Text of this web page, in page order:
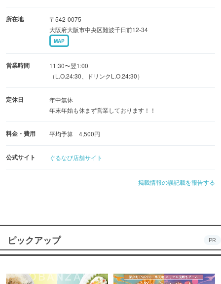
【年末年始営業のお知らせ】
12/27〜1/3まで休まず営業いたします。
この期間は仕入れ価格の変動・スタッフ特別手当のため、
ご飲食代の10％を年末年始料金として頂戴しております。
ご理解のほどお願い申し上げます。
所在地
〒542-0075
大阪府大阪市中央区難波千日前12-34
MAP
営業時間
11:30〜翌1:00
（L.O.24:30、ドリンクL.O.24:30）
定休日
年中無休
年末年始も休まず営業しております！！
料金・費用 平均予算 4,500円
公式サイト ぐるなび店舗サイト
掲載情報の誤記載を報告する
ピックアップ PR